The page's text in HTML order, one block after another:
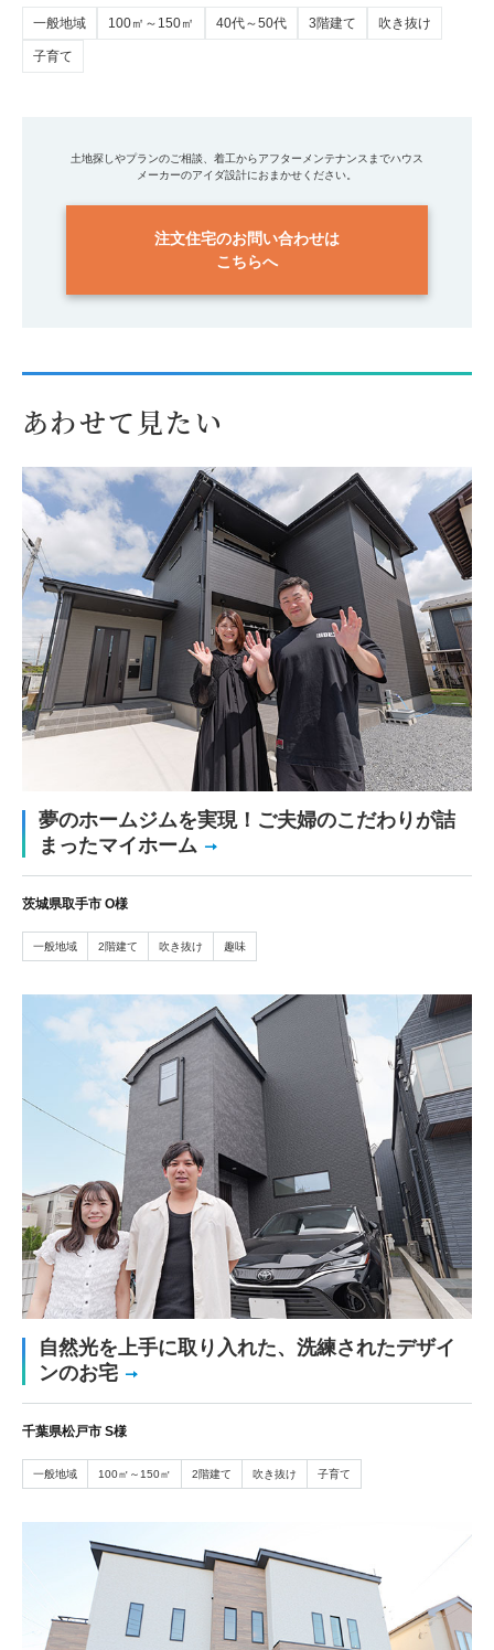
一般地域 100㎡～150㎡ 40代～50代 3階建て 吹き抜け
子育て
土地探しやプランのご相談、着工からアフターメンテナンスまでハウス
メーカーのアイダ設計におまかせください。
注文住宅のお問い合わせは
こちらへ
あわせて見たい
夢のホームジムを実現！ご夫婦のこだわりが詰
まったマイホーム
茨城県取手市 O様
一般地域 2階建て 吹き抜け 趣味
自然光を上手に取り入れた、洗練されたデザイ
ンのお宅
千葉県松戸市 S様
一般地域 100㎡～150㎡ 2階建て 吹き抜け 子育て